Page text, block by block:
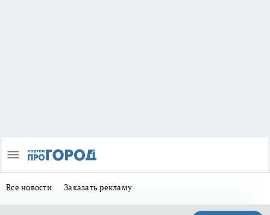
Все новости Заказать рекламу